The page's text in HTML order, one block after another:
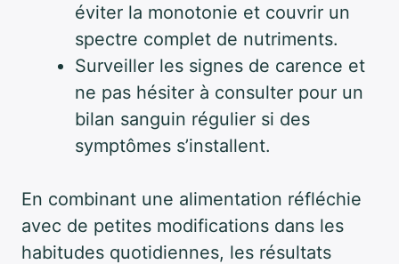
éviter la monotonie et couvrir un
spectre complet de nutriments.
Surveiller les signes de carence et
ne pas hésiter à consulter pour un
bilan sanguin régulier si des
symptômes s’installent.
En combinant une alimentation réfléchie
avec de petites modifications dans les
habitudes quotidiennes, les résultats